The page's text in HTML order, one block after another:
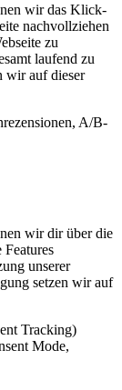
wir das Klick-
nachvollziehen
zu
laufend zu
wir auf dieser
A/B-
wir dir über die
Features
unserer
setzen wir auf
Tracking)
Mode,